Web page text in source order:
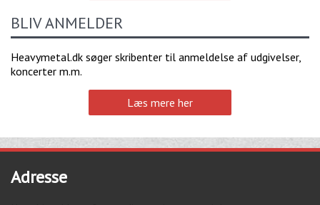
BLIV ANMELDER
Heavymetal.dk søger skribenter til anmeldelse af udgivelser,
koncerter m.m.
Læs mere her
Adresse